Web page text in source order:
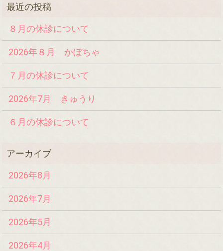
８月の休診について
2026年８月 かぼちゃ
７月の休診について
2026年7月 きゅうり
６月の休診について
2026年8月
2026年7月
2026年5月
2026年4月